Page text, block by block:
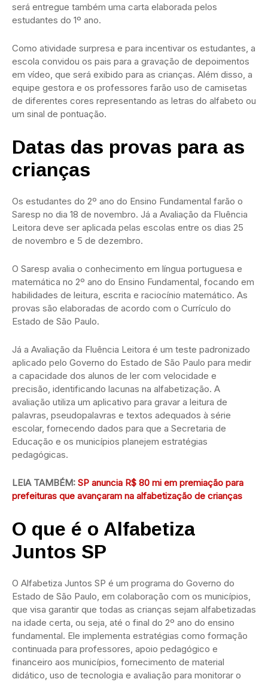
será entregue também uma carta elaborada pelos
estudantes do 1º ano.
Como atividade surpresa e para incentivar os estudantes, a
escola convidou os pais para a gravação de depoimentos
em vídeo, que será exibido para as crianças. Além disso, a
equipe gestora e os professores farão uso de camisetas
de diferentes cores representando as letras do alfabeto ou
um sinal de pontuação.
Datas das provas para as
crianças
Os estudantes do 2º ano do Ensino Fundamental farão o
Saresp no dia 18 de novembro. Já a Avaliação da Fluência
Leitora deve ser aplicada pelas escolas entre os dias 25
de novembro e 5 de dezembro.
O Saresp avalia o conhecimento em língua portuguesa e
matemática no 2º ano do Ensino Fundamental, focando em
habilidades de leitura, escrita e raciocínio matemático. As
provas são elaboradas de acordo com o Currículo do
Estado de São Paulo.
Já a Avaliação da Fluência Leitora é um teste padronizado
aplicado pelo Governo do Estado de São Paulo para medir
a capacidade dos alunos de ler com velocidade e
precisão, identificando lacunas na alfabetização. A
avaliação utiliza um aplicativo para gravar a leitura de
palavras, pseudopalavras e textos adequados à série
escolar, fornecendo dados para que a Secretaria de
Educação e os municípios planejem estratégias
pedagógicas.
LEIA TAMBÉM: SP anuncia R$ 80 mi em premiação para
prefeituras que avançaram na alfabetização de crianças
O que é o Alfabetiza
Juntos SP
O Alfabetiza Juntos SP é um programa do Governo do
Estado de São Paulo, em colaboração com os municípios,
que visa garantir que todas as crianças sejam alfabetizadas
na idade certa, ou seja, até o final do 2º ano do ensino
fundamental. Ele implementa estratégias como formação
continuada para professores, apoio pedagógico e
financeiro aos municípios, fornecimento de material
didático, uso de tecnologia e avaliação para monitorar o